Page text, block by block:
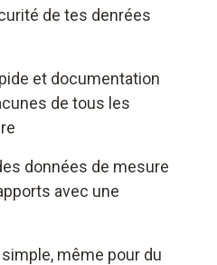
de tes denrées
et documentation
de tous les
données de mesure
avec une
même pour du